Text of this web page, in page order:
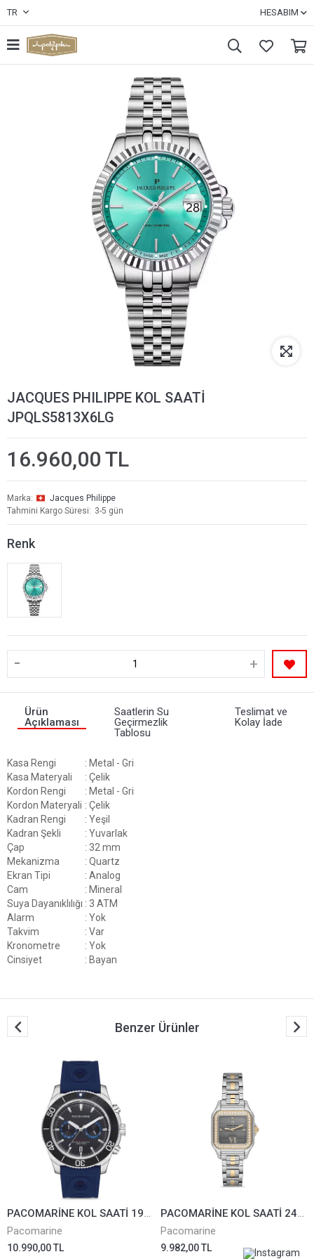
TR HESABIM
JACQUES PHILIPPE KOL SAATİ
JPQLS5813X6LG
16.960,00 TL
Marka
Jacques Philippe
Tahmini Kargo Süresi
3-5 gün
Renk
- +
Ürün
Açıklaması
Saatlerin Su
Geçirmezlik
Tablosu
Teslimat ve
Kolay İade
Kasa Rengi
: Metal - Gri
Kasa Materyali
: Çelik
Kordon Rengi
: Metal - Gri
Kordon Materyali : Çelik
Kadran Rengi
: Yeşil
Kadran Şekli
: Yuvarlak
Çap
: 32 mm
Mekanizma
: Quartz
Ekran Tipi
: Analog
Cam
: Mineral
Suya Dayanıklılığı : 3 ATM
Alarm
: Yok
Takvim
: Var
Kronometre
: Yok
Cinsiyet
: Bayan
Benzer Ürünler
PACOMARİNE KOL SAATİ 19901-02
Pacomarine
10.990,00 TL
PACOMARİNE KOL SAATİ 24505-01
Pacomarine
9.982,00 TL